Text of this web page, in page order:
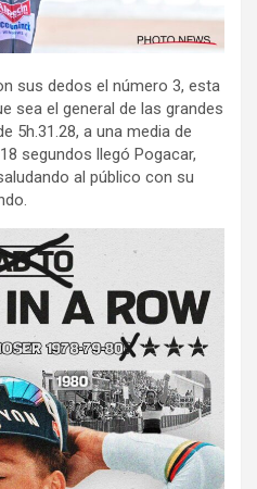
sus dedos el número 3, esta
sea el general de las grandes
5h.31.28, a una media de
segundos llegó Pogacar,
al público con su